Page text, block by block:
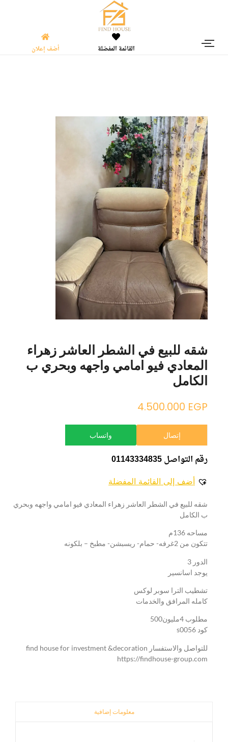
القائمة المفضلة أضف إعلان
شقه للبيع في الشطر العاشر زهراء
المعادي فيو امامي واجهه وبحري ب
الكامل
4.500.000 EGP
إتصال واتساب
رقم التواصل 01143334835
أضف إلى القائمة المفضلة
شقه للبيع في الشطر العاشر زهراء المعادي فيو امامي واجهه وبحري
ب الكامل
مساحه 136م
تتكون من 2غرفه- حمام- ريسبشن- مطبخ – بلكونه
الدور 3
يوجد اسانسير
تشطيب الترا سوبر لوكس
كامله المرافق والخدمات
مطلوب 4مليون500
كود s0056
للتواصل والاستفسار find house for investment &decoration
https://findhouse-group.com
معلومات إضافية